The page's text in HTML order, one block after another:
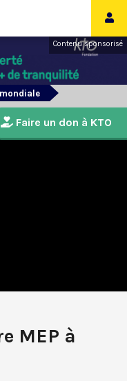
Contenu sponsorisé
MEP à
Faire un don à KTO